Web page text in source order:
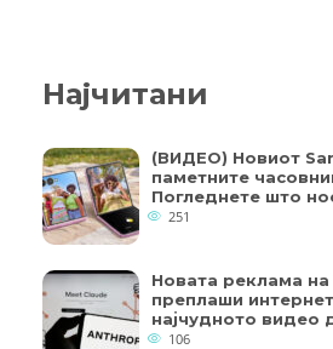
Најчитани
(ВИДЕО) Новиот
паметните
Погледнете што
251
Новата реклама на
преплаши
најчудното видео
106